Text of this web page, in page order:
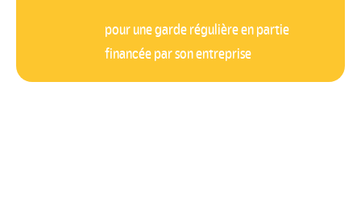
pour une garde régulière en partie
financée par son entreprise